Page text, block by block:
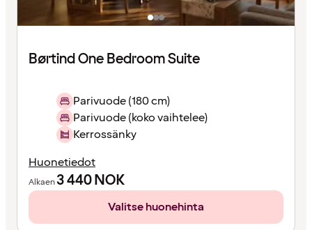
Børtind One Bedroom Suite
Parivuode (180 cm)
Parivuode (koko vaihtelee)
Kerrossänky
Huonetiedot
Alkaen3 440NOK
Valitse huonehinta